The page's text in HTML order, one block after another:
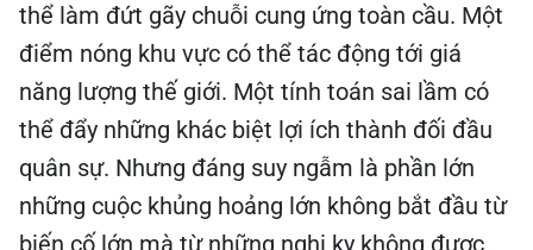
thể làm đứt gãy chuỗi cung ứng toàn cầu. Một
điểm nóng khu vực có thể tác động tới giá
năng lượng thế giới. Một tính toán sai lầm có
thể đẩy những khác biệt lợi ích thành đối đầu
quân sự. Nhưng đáng suy ngẫm là phần lớn
những cuộc khủng hoảng lớn không bắt đầu từ
biến cố lớn mà từ những nghi kỵ không được